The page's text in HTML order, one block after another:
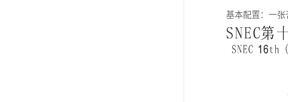
基本配置：一张